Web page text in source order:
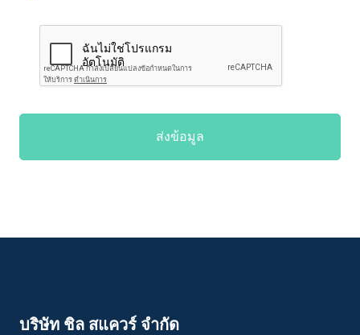
ส่งข้อมูล
บริษัท ชิล สแควร์ จำกัด